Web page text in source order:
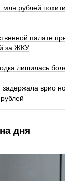
млн рублей
палате
за ЖКУ
лишилась
врио
дня